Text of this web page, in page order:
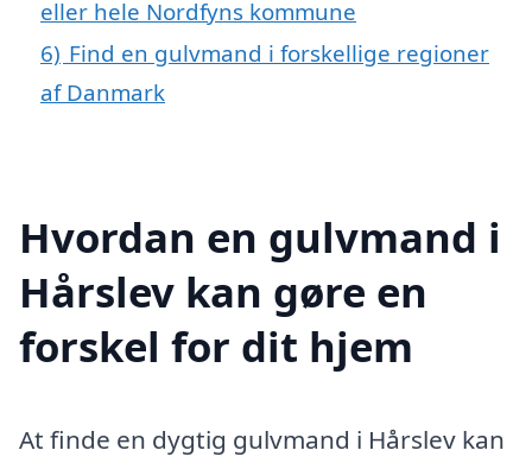
eller hele Nordfyns kommune
6) Find en gulvmand i forskellige regioner
af Danmark
Hvordan en gulvmand i
Hårslev kan gøre en
forskel for dit hjem
At finde en dygtig gulvmand i Hårslev kan